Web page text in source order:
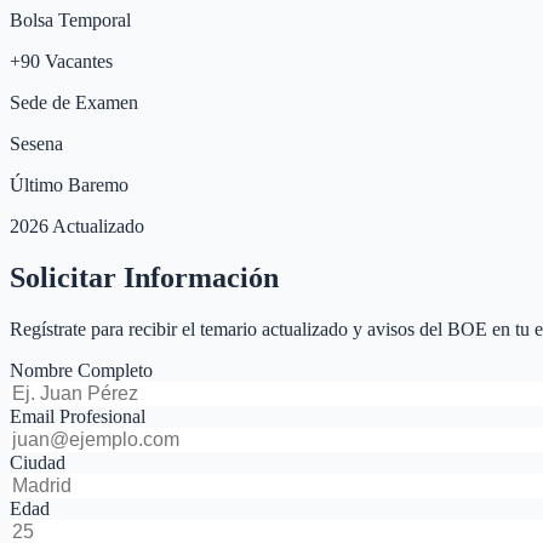
Bolsa Temporal
+90 Vacantes
Sede de Examen
Sesena
Último Baremo
2026 Actualizado
Solicitar Información
Regístrate para recibir el temario actualizado y avisos del BOE en tu
Nombre Completo
Email Profesional
Ciudad
Edad